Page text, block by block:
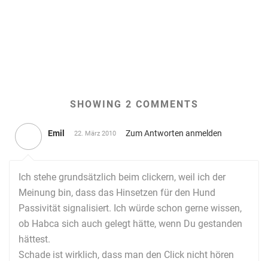
SHOWING 2 COMMENTS
Emil 22. März 2010 Zum Antworten anmelden
Ich stehe grundsätzlich beim clickern, weil ich der
Meinung bin, dass das Hinsetzen für den Hund
Passivität signalisiert. Ich würde schon gerne wissen,
ob Habca sich auch gelegt hätte, wenn Du gestanden
hättest.
Schade ist wirklich, dass man den Click nicht hören